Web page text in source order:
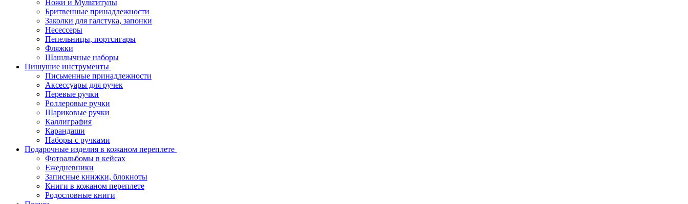
Ножи и Мультитулы
Бритвенные принадлежности
Заколки для галстука, запонки
Несессеры
Пепельницы, портсигары
Фляжки
Шашлычные наборы
Пишушие инструменты
Письменные принадлежности
Аксессуары для ручек
Перевые ручки
Роллеровые ручки
Шариковые ручки
Каллиграфия
Карандаши
Наборы с ручками
Подарочные изделия в кожаном переплете
Фотоальбомы в кейсах
Ежедневники
Записные книжки, блокноты
Книги в кожаном переплете
Родословные книги